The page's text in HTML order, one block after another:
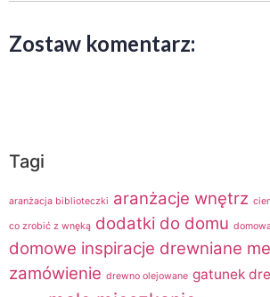
Zostaw komentarz:
Tagi
aranżacja biblioteczki aranżacje wnętrz
co zrobić z wnęką dodatki do domu
domowe inspiracje drewniane
zamówienie drewno olejowane gatunek